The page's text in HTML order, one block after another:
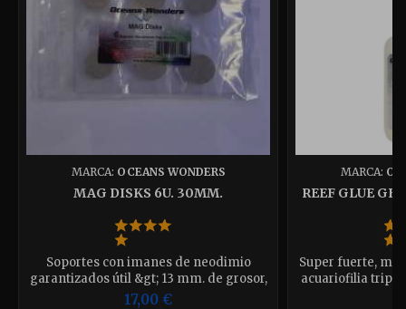
MARCA: OCEANS WONDERS
MAG DISKS 6U. 30MM.
Soportes con imanes de neodimio
garantizados útil &gt; 13 mm. de grosor,
cuelguenlos donde quiera.
17,00 €
MARCA:
REEF GLUE
Super fuerte,
acuariofilia triple